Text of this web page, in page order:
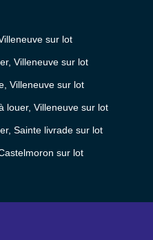
sur lot
Villeneuve sur lot
Villeneuve sur lot
louer, Villeneuve sur lot
Sainte livrade sur lot
sur lot